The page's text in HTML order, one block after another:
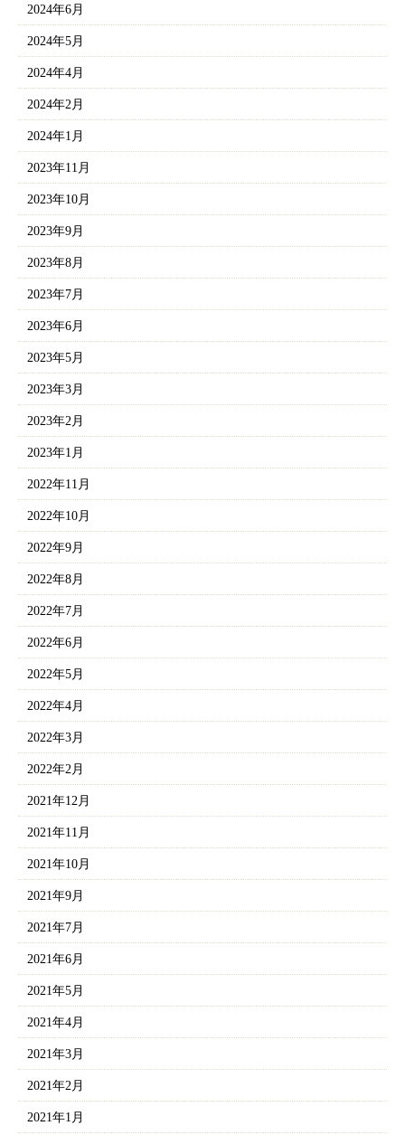
2024年6月
2024年5月
2024年4月
2024年2月
2024年1月
2023年11月
2023年10月
2023年9月
2023年8月
2023年7月
2023年6月
2023年5月
2023年3月
2023年2月
2023年1月
2022年11月
2022年10月
2022年9月
2022年8月
2022年7月
2022年6月
2022年5月
2022年4月
2022年3月
2022年2月
2021年12月
2021年11月
2021年10月
2021年9月
2021年7月
2021年6月
2021年5月
2021年4月
2021年3月
2021年2月
2021年1月